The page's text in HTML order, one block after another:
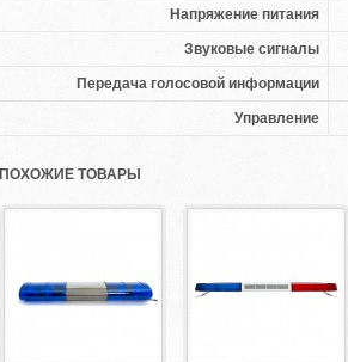
Напряжение питания
Звуковые сигналы
Передача голосовой информации
Управление
ПОХОЖИЕ ТОВАРЫ